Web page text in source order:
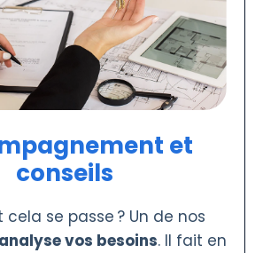
et
conseils
se passe ? Un de nos
analyse vos besoins. Il fait en